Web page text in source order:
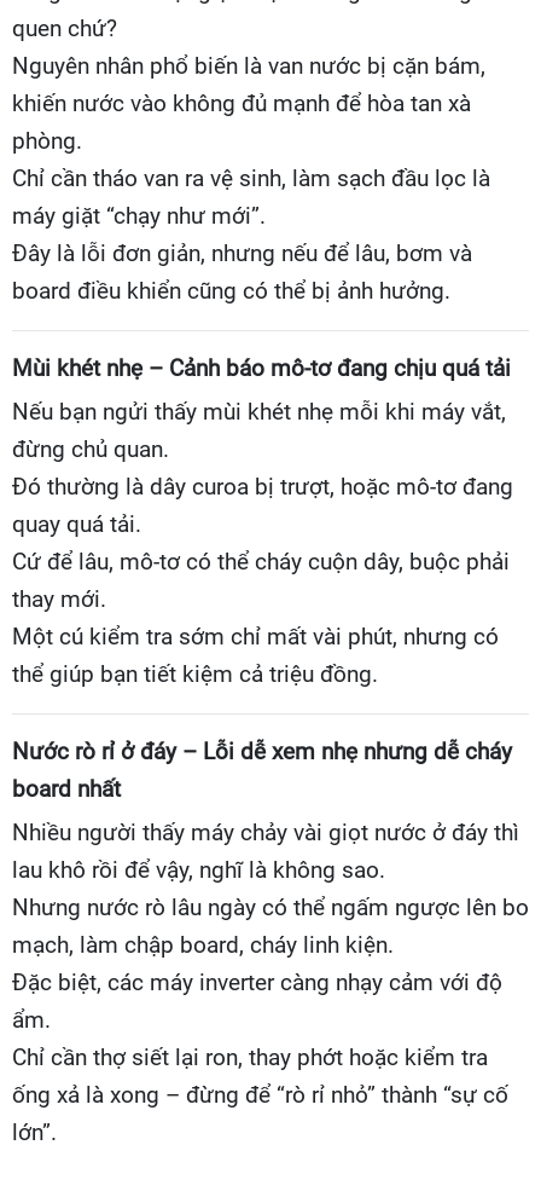
quen chứ?
Nguyên nhân phổ biến là van nước bị cặn bám,
khiến nước vào không đủ mạnh để hòa tan xà
phòng.
Chỉ cần tháo van ra vệ sinh, làm sạch đầu lọc là
máy giặt “chạy như mới”.
Đây là lỗi đơn giản, nhưng nếu để lâu, bơm và
board điều khiển cũng có thể bị ảnh hưởng.
Mùi khét nhẹ – Cảnh báo mô-tơ đang chịu quá tải
Nếu bạn ngửi thấy mùi khét nhẹ mỗi khi máy vắt,
đừng chủ quan.
Đó thường là dây curoa bị trượt, hoặc mô-tơ đang
quay quá tải.
Cứ để lâu, mô-tơ có thể cháy cuộn dây, buộc phải
thay mới.
Một cú kiểm tra sớm chỉ mất vài phút, nhưng có
thể giúp bạn tiết kiệm cả triệu đồng.
Nước rò rỉ ở đáy – Lỗi dễ xem nhẹ nhưng dễ cháy
board nhất
Nhiều người thấy máy chảy vài giọt nước ở đáy thì
lau khô rồi để vậy, nghĩ là không sao.
Nhưng nước rò lâu ngày có thể ngấm ngược lên bo
mạch, làm chập board, cháy linh kiện.
Đặc biệt, các máy inverter càng nhạy cảm với độ
ẩm.
Chỉ cần thợ siết lại ron, thay phớt hoặc kiểm tra
ống xả là xong – đừng để “rò rỉ nhỏ” thành “sự cố
lớn”.